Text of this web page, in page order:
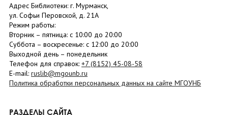
Адрес Библиотеки: г. Мурманск,
ул. Софьи Перовской, д. 21А
Режим работы:
Вторник – пятница: с 10:00 до 20:00
Суббота – воскресенье: c 12:00 до 20:00
Выходной день – понедельник
Телефон для справок: +7 (8152) 45-08-58
E-mail: ruslib@mgounb.ru
Политика обработки персональных данных на сайте МГОУНБ
РАЗДЕЛЫ САЙТА